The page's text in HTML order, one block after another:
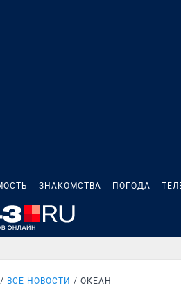
ЗНАКОМСТВА ПОГОДА
ВСЕ НОВОСТИ ОКЕАН